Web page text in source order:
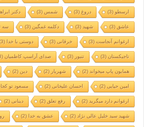
ارسطو (3) دروغ (3) شمس (3) دکتر
عاشق (3) شهید (3) دکلمه غمگین (3) سه
ارغوانم آنجاست(3) خرقانی(3) دوستی با خدا (3)
تاجیکستان(3) تنبور (3) صدای آراسپ کاظمیان(3)
همایون پاپ میخواند (2) شهریار (2) دین (2)
امین حیایی(2) احسان علیخانی(2) مسعود تو
ارغوانم دارد میگرید (2) رفع تعلق (2) دینانی(2)
شهید سید خلیل عالی نژاد (2) عشق به خدا (2)